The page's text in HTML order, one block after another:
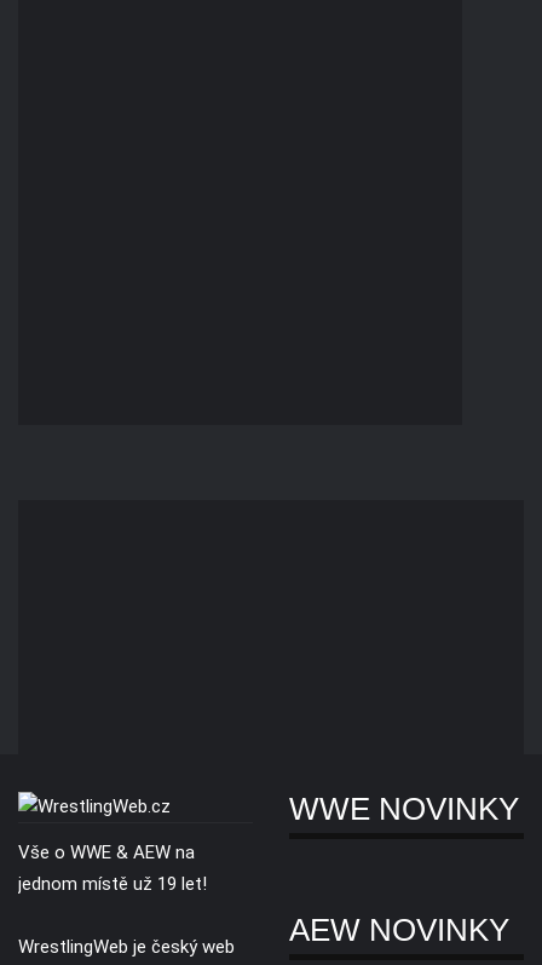
Vše o WWE & AEW na
jednom místě už 19 let!
WrestlingWeb je český web
WWE NOVINKY
AEW NOVINKY